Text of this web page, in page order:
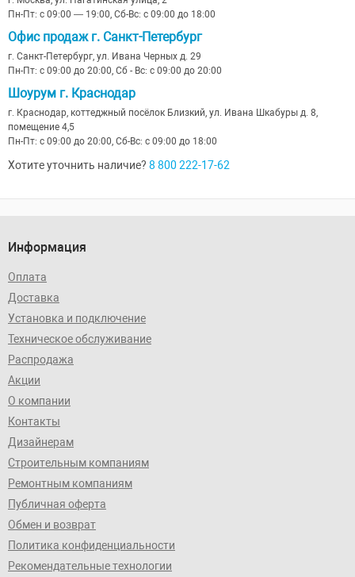
Пн-Пт: с 09:00 — 19:00, Сб-Вс: с 09:00 до 18:00
Офис продаж г. Санкт-Петербург
г. Санкт-Петербург, ул. Ивана Черных д. 29
Пн-Пт: с 09:00 до 20:00, Сб - Вс: с 09:00 до 20:00
Шоурум г. Краснодар
г. Краснодар, коттеджный посёлок Близкий, ул. Ивана Шкабуры д. 8,
помещение 4,5
Пн-Пт: с 09:00 до 20:00, Сб-Вс: с 09:00 до 18:00
Хотите уточнить наличие? 8 800 222-17-62
Информация
Оплата
Доставка
Установка и подключение
Техническое обслуживание
Распродажа
Акции
О компании
Контакты
Дизайнерам
Строительным компаниям
Ремонтным компаниям
Публичная оферта
Обмен и возврат
Политика конфиденциальности
Рекомендательные технологии